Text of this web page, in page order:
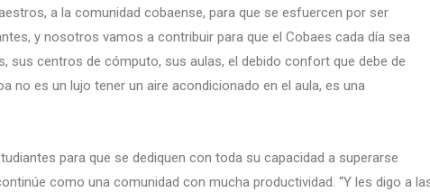
a la comunidad cobaense, para que se esfuercen por ser
y nosotros vamos a contribuir para que el Cobaes cada día sea
sus centros de cómputo, sus aulas, el debido confort que debe de
no es un lujo tener un aire acondicionado en el aula, es una
para que se dediquen con toda su capacidad a superarse
como una comunidad con mucha productividad. “Y les digo a